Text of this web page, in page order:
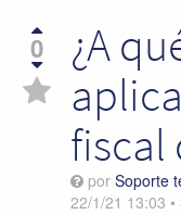
0
¿A
fiscal
por Soporte
22/1/21 13:03 •